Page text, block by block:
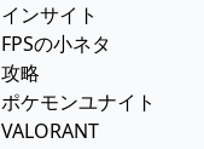
インサイト
FPSの小ネタ
攻略
ポケモンユナイト
VALORANT